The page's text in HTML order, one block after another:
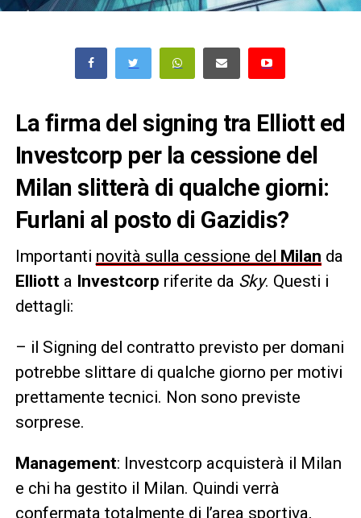
La firma del signing tra Elliott ed
Investcorp per la cessione del
Milan slitterà di qualche giorni:
Furlani al posto di Gazidis?
Importanti novità sulla cessione del Milan da
Elliotta Investcorp riferite da Sky. Questi i
dettagli:
– il Signing del contratto previsto per domani
potrebbe slittare di qualche giorno per motivi
prettamente tecnici. Non sono previste
sorprese.
Management: Investcorp acquisterà il Milan
e chi ha gestito il Milan. Quindi verrà
confermata totalmente di l’area sportiva,